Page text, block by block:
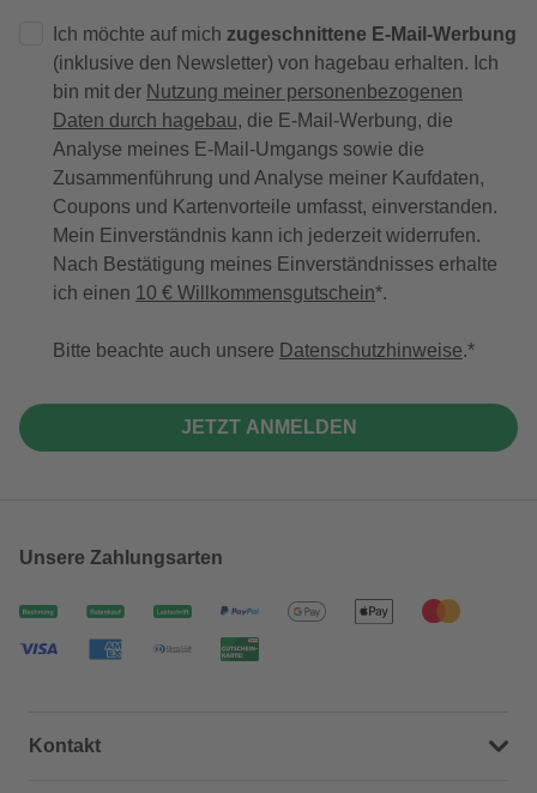
Ich möchte auf mich zugeschnittene E-Mail-Werbung
(inklusive den Newsletter) von hagebau erhalten. Ich
bin mit der Nutzung meiner personenbezogenen
Daten durch hagebau, die E-Mail-Werbung, die
Analyse meines E-Mail-Umgangs sowie die
Zusammenführung und Analyse meiner Kaufdaten,
Coupons und Kartenvorteile umfasst, einverstanden.
Mein Einverständnis kann ich jederzeit widerrufen.
Nach Bestätigung meines Einverständnisses erhalte
ich einen 10 € Willkommensgutschein*.
Bitte beachte auch unsere Datenschutzhinweise.
JETZT ANMELDEN
Unsere Zahlungsarten
Kontakt